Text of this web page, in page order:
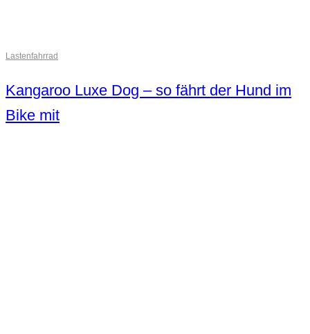
Lastenfahrrad
Kangaroo Luxe Dog – so fährt der Hund im
Bike mit